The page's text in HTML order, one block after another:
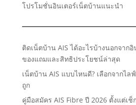
โปรโมชั่นอินเตอร์เน็ตบ้านแนะนำ
ติดเน็ตบ้าน AIS ได้อะไรบ้างนอกจากอิ
ของแถมและสิทธิประโยชน์ล่าสุด
เน็ตบ้าน AIS แบบไหนดี? เลือกจากไล
ถูก
คู่มือสมัคร AIS Fibre ปี 2026 ตั้งแต่เ